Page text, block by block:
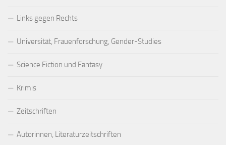
Links gegen Rechts
Universität, Frauenforschung, Gender-Studies
Science Fiction und Fantasy
Krimis
Zeitschriften
Autorinnen, Literaturzeitschriften